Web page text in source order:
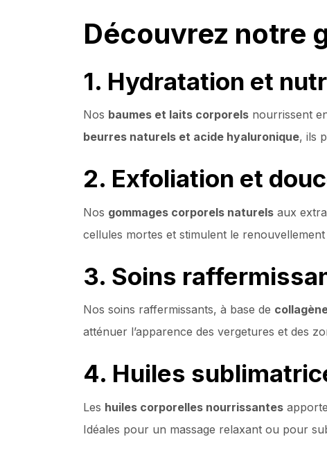
Découvrez notre
1. Hydratation et
Nos baumes et laits corporels nourrissent
beurres naturels et acide hyaluronique, ils
2. Exfoliation et
Nos gommages corporels naturels aux
cellules mortes et stimulent le
3. Soins
Nos soins raffermissants, à base de
atténuer l’apparence des vergetures et des
4. Huiles
Les huiles corporelles nourrissantes
Idéales pour un massage relaxant ou pour